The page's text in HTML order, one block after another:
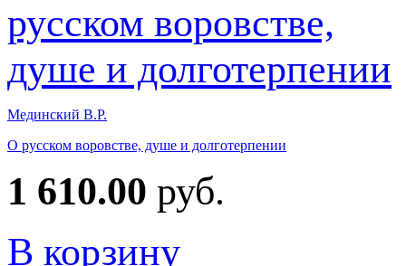
Мединский В.Р.
О русском воровстве, душе и долготерпении
1 610.00 руб.
В корзину